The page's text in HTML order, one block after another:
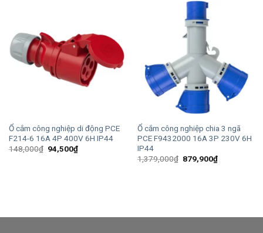
Ổ cắm công nghiệp di động PCE
F214-6 16A 4P 400V 6H IP44
148,000₫ Giá
gốc
94,500₫Giá
hiện
Ổ cắm công nghiệp chia 3 ngã
PCE F9432000 16A 3P 230V 6H
IP44
1,379,000₫ Giá
879,900₫Giá
hiện